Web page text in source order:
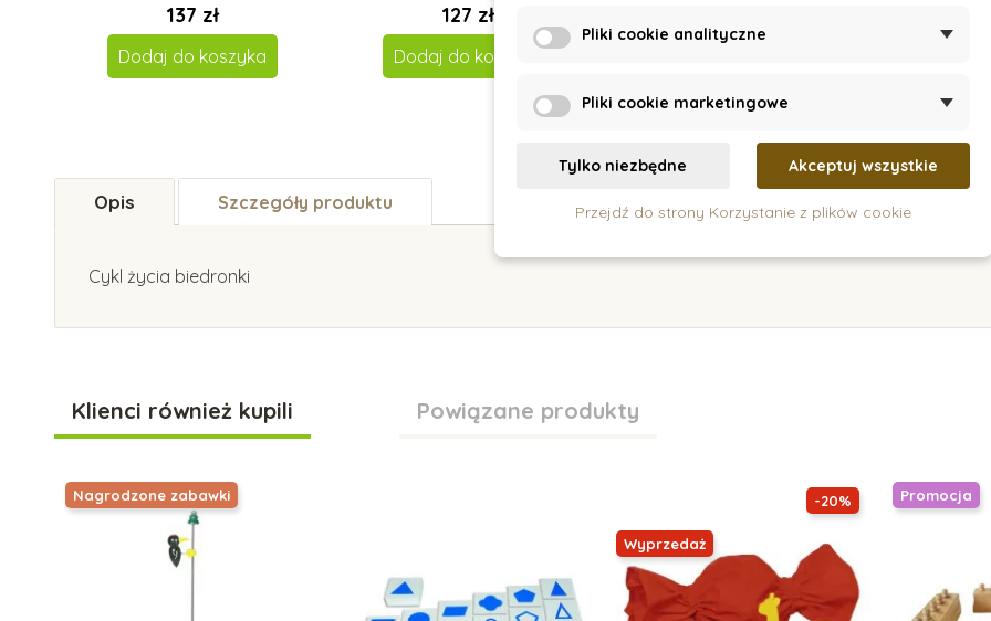
137 zł
Dodaj do koszyka
127 zł
Dodaj do koszyka
Opis Szczegóły produktu
Cykl życia biedronki
Klienci również kupili Powiązane produkty
Nagrodzone zabawki -20%
Wyprzedaż
Promocja
Pliki cookie analityczne
Pliki cookie marketingowe
Tylko niezbędne Akceptuj wszystkie
Przejdź do strony Korzystanie z plików cookie